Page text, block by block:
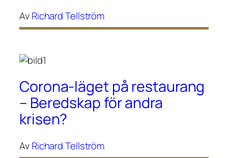
AvRichard Tellström
Corona-läget på restaurang
– Beredskap för andra
krisen?
AvRichard Tellström